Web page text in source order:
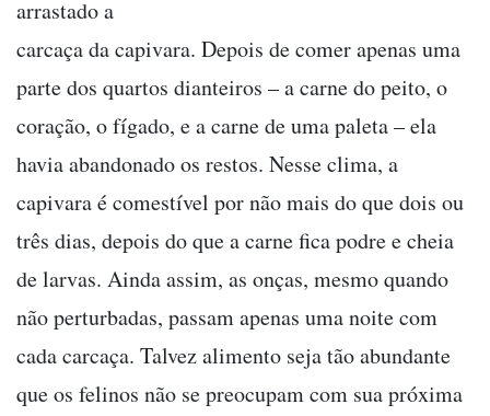
arrastado a
carcaça da capivara. Depois de comer apenas uma
parte dos quartos dianteiros – a carne do peito, o
coração, o fígado, e a carne de uma paleta – ela
havia abandonado os restos. Nesse clima, a
capivara é comestível por não mais do que dois ou
três dias, depois do que a carne fica podre e cheia
de larvas. Ainda assim, as onças, mesmo quando
não perturbadas, passam apenas uma noite com
cada carcaça. Talvez alimento seja tão abundante
que os felinos não se preocupam com sua próxima